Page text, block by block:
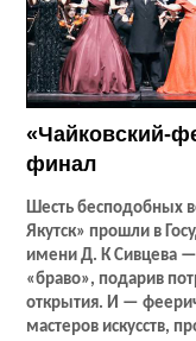
«Чайковский-
финал
Шесть бесподобных
Якутск» прошли в
имени Д. К Сивцева
«браво», подарив
открытия. И —
мастеров искусств,